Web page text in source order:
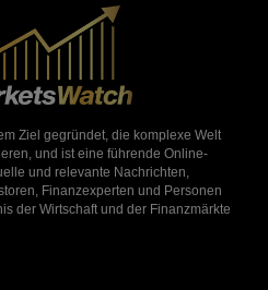
Ziel gegründet, die komplexe Welt
und ist eine führende Online-
und relevante Nachrichten,
Finanzexperten und Personen
der Wirtschaft und der Finanzmärkte